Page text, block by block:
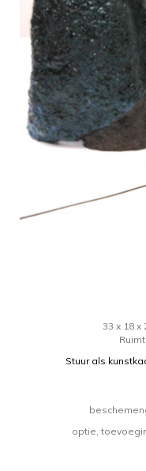
33 x 18 x
Stuur als
optie,